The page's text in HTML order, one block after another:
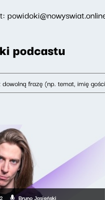
podcastu
Bruno Jasieński